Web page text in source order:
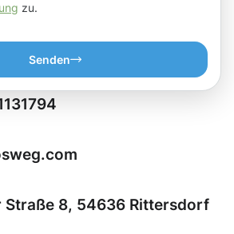
zu.
Senden
Straße 8, 54636 Rittersdorf